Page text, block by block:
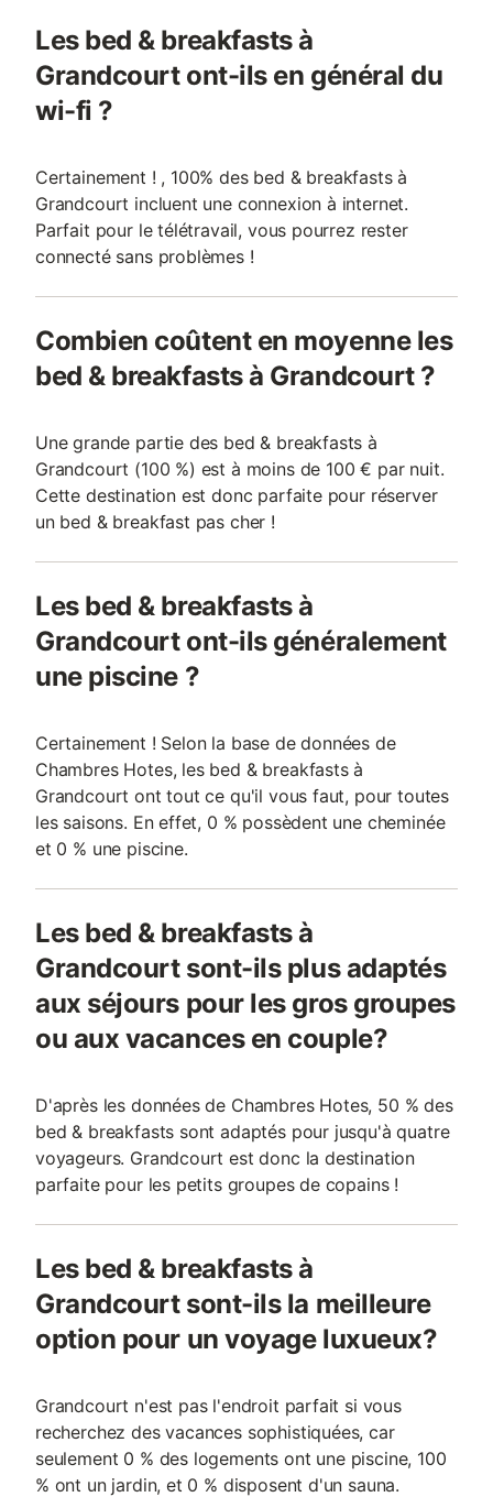
Les bed & breakfasts à
Grandcourt ont-ils en général du
wi-fi ?
Certainement ! , 100% des bed & breakfasts à
Grandcourt incluent une connexion à internet.
Parfait pour le télétravail, vous pourrez rester
connecté sans problèmes !
Combien coûtent en moyenne les
bed & breakfasts à Grandcourt ?
Une grande partie des bed & breakfasts à
Grandcourt (100 %) est à moins de 100 € par nuit.
Cette destination est donc parfaite pour réserver
un bed & breakfast pas cher !
Les bed & breakfasts à
Grandcourt ont-ils généralement
une piscine ?
Certainement ! Selon la base de données de
Chambres Hotes, les bed & breakfasts à
Grandcourt ont tout ce qu'il vous faut, pour toutes
les saisons. En effet, 0 % possèdent une cheminée
et 0 % une piscine.
Les bed & breakfasts à
Grandcourt sont-ils plus adaptés
aux séjours pour les gros groupes
ou aux vacances en couple?
D'après les données de Chambres Hotes, 50 % des
bed & breakfasts sont adaptés pour jusqu'à quatre
voyageurs. Grandcourt est donc la destination
parfaite pour les petits groupes de copains !
Les bed & breakfasts à
Grandcourt sont-ils la meilleure
option pour un voyage luxueux?
Grandcourt n'est pas l'endroit parfait si vous
recherchez des vacances sophistiquées, car
seulement 0 % des logements ont une piscine, 100
% ont un jardin, et 0 % disposent d'un sauna.